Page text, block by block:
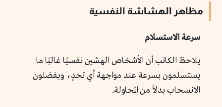
مظاهر الهشاشة النفسية
سرعة الاستسلام
يلاحظ الكاتب أن الأشخاص الهشين نفسيًا غالبًا ما
يستسلمون بسرعة عند مواجهة أي تحدٍ، ويفضلون
الانسحاب بدلاً من المحاولة.